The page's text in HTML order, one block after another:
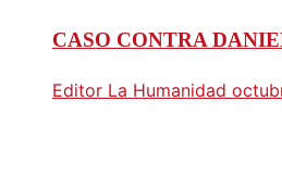
CASO CONTRA
Editor La Humanidad